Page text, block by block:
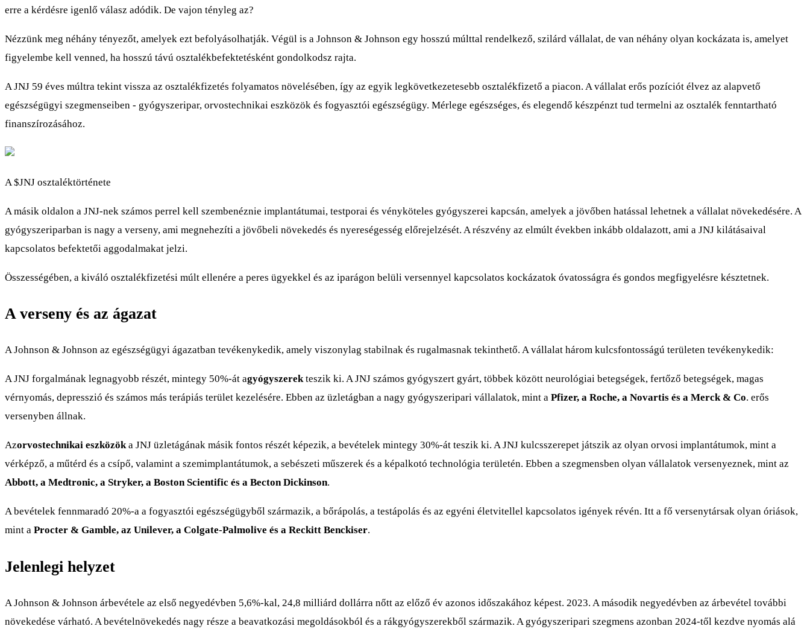
erre a kérdésre igenlő válasz adódik. De vajon tényleg az?
Nézzünk meg néhány tényezőt, amelyek ezt befolyásolhatják. Végül is a Johnson & Johnson egy hosszú múlttal rendelkező, szilárd vállalat, de van néhány olyan kockázata is, amelyet
figyelembe kell venned, ha hosszú távú osztalékbefektetésként gondolkodsz rajta.
A JNJ 59 éves múltra tekint vissza az osztalékfizetés folyamatos növelésében, így az egyik legkövetkezetesebb osztalékfizető a piacon. A vállalat erős pozíciót élvez az alapvető
egészségügyi szegmenseiben - gyógyszeripar, orvostechnikai eszközök és fogyasztói egészségügy. Mérlege egészséges, és elegendő készpénzt tud termelni az osztalék fenntartható
finanszírozásához.
A $JNJ osztaléktörténete
A másik oldalon a JNJ-nek számos perrel kell szembenéznie implantátumai, testporai és vényköteles gyógyszerei kapcsán, amelyek a jövőben hatással lehetnek a vállalat növekedésére. A
gyógyszeriparban is nagy a verseny, ami megnehezíti a jövőbeli növekedés és nyereségesség előrejelzését. A részvény az elmúlt években inkább oldalazott, ami a JNJ kilátásaival
kapcsolatos befektetői aggodalmakat jelzi.
Összességében, a kiváló osztalékfizetési múlt ellenére a peres ügyekkel és az iparágon belüli versennyel kapcsolatos kockázatok óvatosságra és gondos megfigyelésre késztetnek.
A verseny és az ágazat
A Johnson & Johnson az egészségügyi ágazatban tevékenykedik, amely viszonylag stabilnak és rugalmasnak tekinthető. A vállalat három kulcsfontosságú területen tevékenykedik:
A JNJ forgalmának legnagyobb részét, mintegy 50%-át agyógyszerekteszik ki. A JNJ számos gyógyszert gyárt, többek között neurológiai betegségek, fertőző betegségek, magas
vérnyomás, depresszió és számos más terápiás terület kezelésére. Ebben az üzletágban a nagy gyógyszeripari vállalatok, mint a Pfizer, a Roche, a Novartis és a Merck & Co. erős
versenyben állnak.
Azorvostechnikai eszközöka JNJ üzletágának másik fontos részét képezik, a bevételek mintegy 30%-át teszik ki. A JNJ kulcsszerepet játszik az olyan orvosi implantátumok, mint a
vérképző, a műtérd és a csípő, valamint a szemimplantátumok, a sebészeti műszerek és a képalkotó technológia területén. Ebben a szegmensben olyan vállalatok versenyeznek, mint az
Abbott, a Medtronic, a Stryker, a Boston Scientific és a Becton Dickinson.
A bevételek fennmaradó 20%-a a fogyasztói egészségügyből származik, a bőrápolás, a testápolás és az egyéni életvitellel kapcsolatos igények révén. Itt a fő versenytársak olyan óriások,
mint a Procter & Gamble, az Unilever, a Colgate-Palmolive és a Reckitt Benckiser.
Jelenlegi helyzet
A Johnson & Johnson árbevétele az első negyedévben 5,6%-kal, 24,8 milliárd dollárra nőtt az előző év azonos időszakához képest. 2023. A második negyedévben az árbevétel további
növekedése várható. A bevételnövekedés nagy része a beavatkozási megoldásokból és a rákgyógyszerekből származik. A gyógyszeripari szegmens azonban 2024-től kezdve nyomás alá